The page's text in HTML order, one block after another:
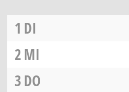
1 DI
2MI
3DO